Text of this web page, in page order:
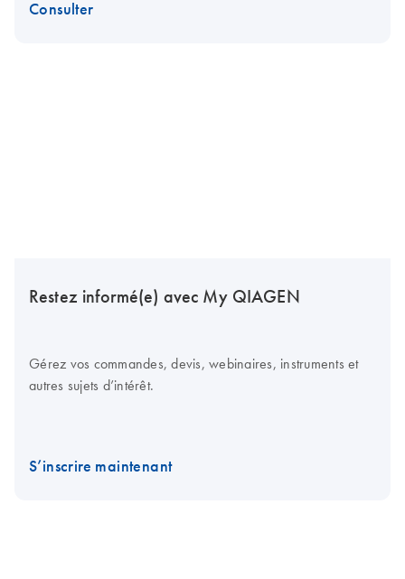
Consulter
Restez informé(e) avec My QIAGEN
Gérez vos commandes, devis, webinaires, instruments et
autres sujets d’intérêt.
S’inscrire maintenant